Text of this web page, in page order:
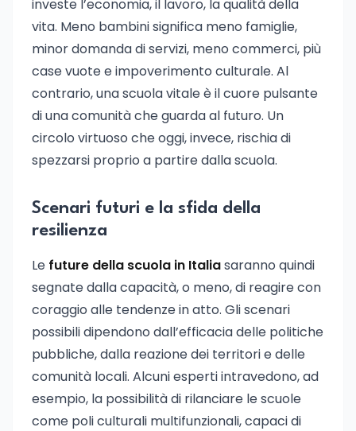
investe l’economia, il lavoro, la qualità della
vita. Meno bambini significa meno famiglie,
minor domanda di servizi, meno commerci, più
case vuote e impoverimento culturale. Al
contrario, una scuola vitale è il cuore pulsante
di una comunità che guarda al futuro. Un
circolo virtuoso che oggi, invece, rischia di
spezzarsi proprio a partire dalla scuola.
Scenari futuri e la sfida della
resilienza
Le future della scuola in Italiasaranno quindi
segnate dalla capacità, o meno, di reagire con
coraggio alle tendenze in atto. Gli scenari
possibili dipendono dall’efficacia delle politiche
pubbliche, dalla reazione dei territori e delle
comunità locali. Alcuni esperti intravedono, ad
esempio, la possibilità di rilanciare le scuole
come poli culturali multifunzionali, capaci di